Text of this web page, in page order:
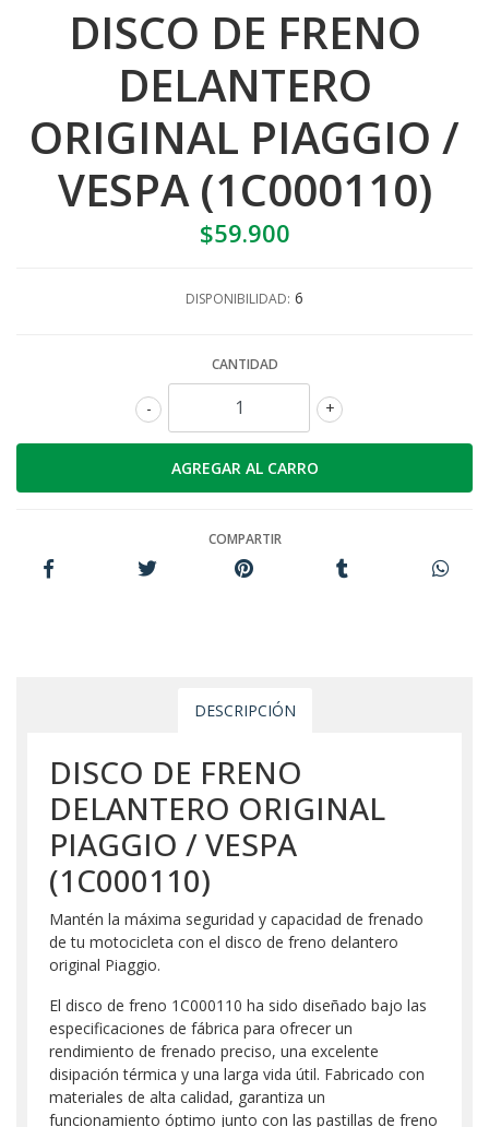
DISCO DE FRENO
DELANTERO
ORIGINAL PIAGGIO /
VESPA (1C000110)
$59.900
DISPONIBILIDAD: 6
CANTIDAD
+
-
COMPARTIR
DESCRIPCIÓN
DISCO DE FRENO
DELANTERO ORIGINAL
PIAGGIO / VESPA
(1C000110)
Mantén la máxima seguridad y capacidad de frenado
de tu motocicleta con el disco de freno delantero
original Piaggio.
El disco de freno 1C000110 ha sido diseñado bajo las
especificaciones de fábrica para ofrecer un
rendimiento de frenado preciso, una excelente
disipación térmica y una larga vida útil. Fabricado con
materiales de alta calidad, garantiza un
funcionamiento óptimo junto con las pastillas de freno